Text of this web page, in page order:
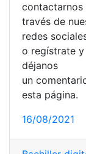
contactarnos
través de
redes
o regístrate y
déjanos
un
esta página.
16/08/2021